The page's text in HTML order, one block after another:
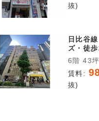
抜)
日比谷
ズ・徒
6階
賃料:
抜)